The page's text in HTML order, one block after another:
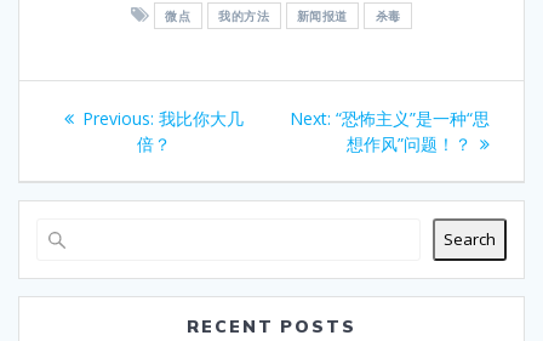
微点 我的方法 新闻报道 杀毒
Post
navigation
Previous: Previous
post:
我比你大几
倍？
Next: Next
post:
“恐怖主义”是一种“思
想作风”问题！？
Search
RECENT POSTS